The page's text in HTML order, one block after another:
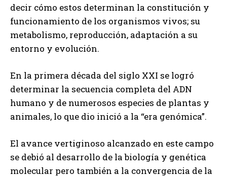
decir cómo estos determinan la constitución y
funcionamiento de los organismos vivos; su
metabolismo, reproducción, adaptación a su
entorno y evolución.
En la primera década del siglo XXI se logró
determinar la secuencia completa del ADN
humano y de numerosos especies de plantas y
animales, lo que dio inició a la “era genómica”.
El avance vertiginoso alcanzado en este campo
se debió al desarrollo de la biología y genética
molecular pero también a la convergencia de la